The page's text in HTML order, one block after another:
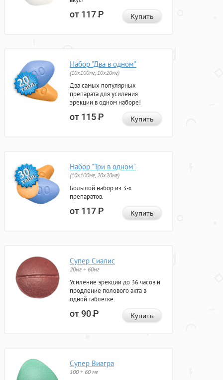
от 117Р Купить
Набор "Два в одном"
(10x100мг, 10x20мг)
Два самых популярных
препарата для усиления
эрекции в одном наборе!
от 115Р Купить
Набор "Три в одном"
(10x100мг, 20x20мг)
Большой набор из 3-х
препаратов.
от 117Р Купить
Супер Сиалис
20мг + 60мг
Усиление эрекции до 36 часов и
продление полового акта в
одной таблетке.
от 90Р Купить
Супер Виагра
100 + 60 мг